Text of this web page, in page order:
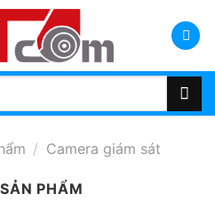
/ Camera giám sát
PHẨM